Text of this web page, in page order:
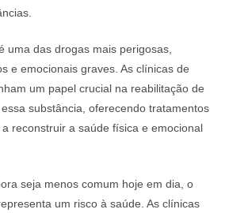
uma das drogas mais perigosas,
e emocionais graves. As clínicas de
um papel crucial na reabilitação de
substância, oferecendo tratamentos
reconstruir a saúde física e emocional
seja menos comum hoje em dia, o
um risco à saúde. As clínicas